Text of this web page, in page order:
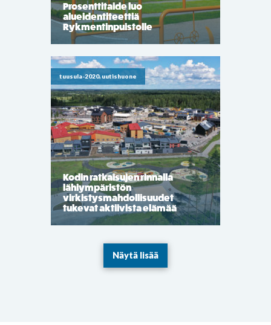
Prosenttitaide luo
alueidentiteettiä
Rykmentinpuistolle
tuusula-2020, uutishuone
Kodin ratkaisujen rinnalla
lähiympäristön
virkistysmahdollisuudet
tukevat aktiivista elämää
Näytä lisää